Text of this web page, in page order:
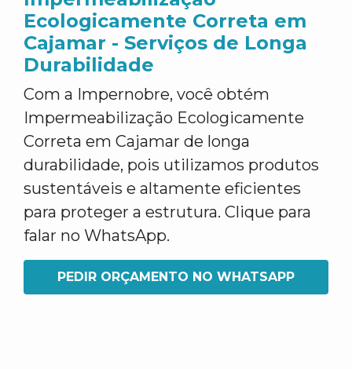
Ecologicamente Correta em
Cajamar - Serviços de Longa
Durabilidade
Com a Impernobre, você obtém
Impermeabilização Ecologicamente
Correta em Cajamar de longa
durabilidade, pois utilizamos produtos
sustentáveis e altamente eficientes
para proteger a estrutura. Clique para
falar no WhatsApp.
PEDIR ORÇAMENTO NO WHATSAPP